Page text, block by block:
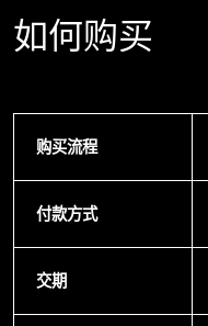
如何购买
购买流程
付款方式
交期